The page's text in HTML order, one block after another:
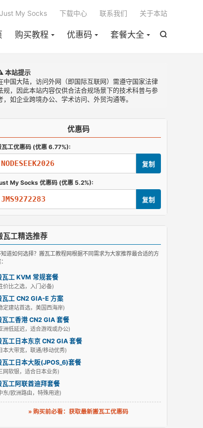

购买教程 优惠码 套餐大全
Just My Socks 下载中心 联系我们 关于本站
本站提示
中国大陆，访问外网（即国际互联网）需遵守国家法律
规，因此本站内容仅供合法合规场景下的技术科普与参
，如企业跨境办公、学术访问、外贸沟通等。
优惠码
瓦工优惠码 (优惠 6.77%):
NODESEEK2026 复制
My Socks 优惠码 (优惠 5.2%):
JMS9272283 复制
瓦工精选推荐
道如何选择？搬瓦工教程网根据不同需求为大家推荐最合适的方
瓦工 KVM 常规套餐
价比之选，入门必备)
瓦工 CN2 GIA-E 方案
定建站首选，美国西海岸)
瓦工香港 CN2 GIA 套餐
洲低延迟，适合游戏或办公)
瓦工日本东京 CN2 GIA 套餐
本大带宽，联通/移动优秀)
瓦工日本大阪(JPOS_6)套餐
网软银，适合日本业务)
瓦工阿联酋迪拜套餐
东/欧洲路由，特殊用途)
» 购买前必看：获取最新搬瓦工优惠码